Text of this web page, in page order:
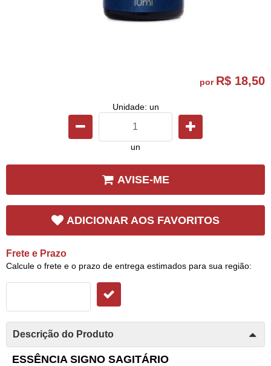
por R$ 18,50
Unidade: un
un
AVISE-ME
ADICIONAR AOS FAVORITOS
Frete e Prazo
Calcule o frete e o prazo de entrega estimados para sua região:
Descrição do Produto
ESSÊNCIA SIGNO SAGITÁRIO